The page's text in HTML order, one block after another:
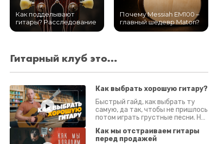
Как подделывают
гитары? Расследование
Почему Messiah EM100 –
главный шедевр Maton?
Гитарный клуб это...
Как выбрать хорошую гитару?
Быстрый гайд, как выбрать ту
самую, да так, чтобы не пришлось
потом играть грустные песни. На
Как мы отстраиваем гитары
перед продажей